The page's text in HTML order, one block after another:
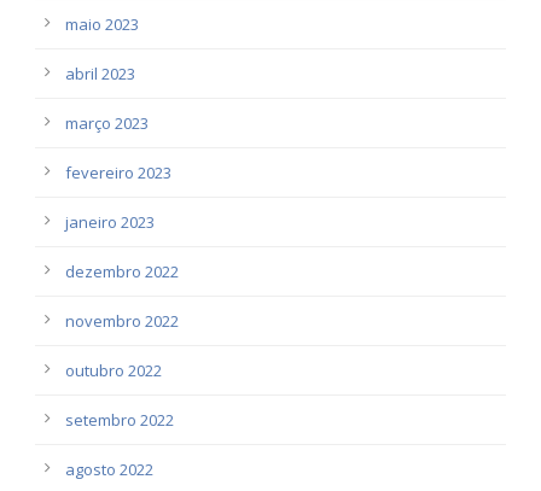
maio 2023
abril 2023
março 2023
fevereiro 2023
janeiro 2023
dezembro 2022
novembro 2022
outubro 2022
setembro 2022
agosto 2022